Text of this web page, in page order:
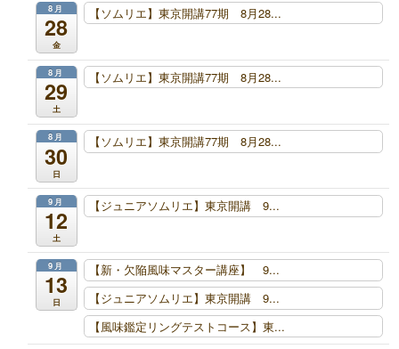
8月
28
金
【ソムリエ】東京開講77期 8月28...
8月
29
土
【ソムリエ】東京開講77期 8月28...
8月
30
日
【ソムリエ】東京開講77期 8月28...
9月
12
土
【ジュニアソムリエ】東京開講 9...
9月
13
日
【新・欠陥風味マスター講座】 9...
【ジュニアソムリエ】東京開講 9...
【風味鑑定リングテストコース】東...